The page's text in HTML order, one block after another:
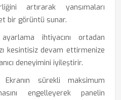
artırarak yansımaları
bir görüntü sunar.
ihtiyacını ortadan
kesintisiz devam ettirmenize
deneyimini iyileştirir.
Ekranın sürekli maksimum
engelleyerek panelin